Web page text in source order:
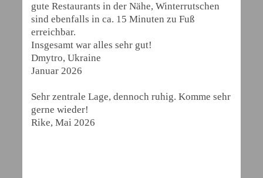
gute Restaurants in der Nähe, Winterrutschen
sind ebenfalls in ca. 15 Minuten zu Fuß
erreichbar.
Insgesamt war alles sehr gut!
Dmytro, Ukraine
Januar 2026
Sehr zentrale Lage, dennoch ruhig. Komme sehr
gerne wieder!
Rike, Mai 2026